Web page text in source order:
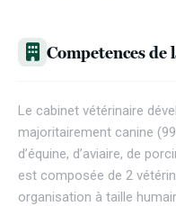
Competences
Le cabinet vétérinaire
majoritairement canine
d’équine, d’aviaire, de
est composée de 2
organisation à taille